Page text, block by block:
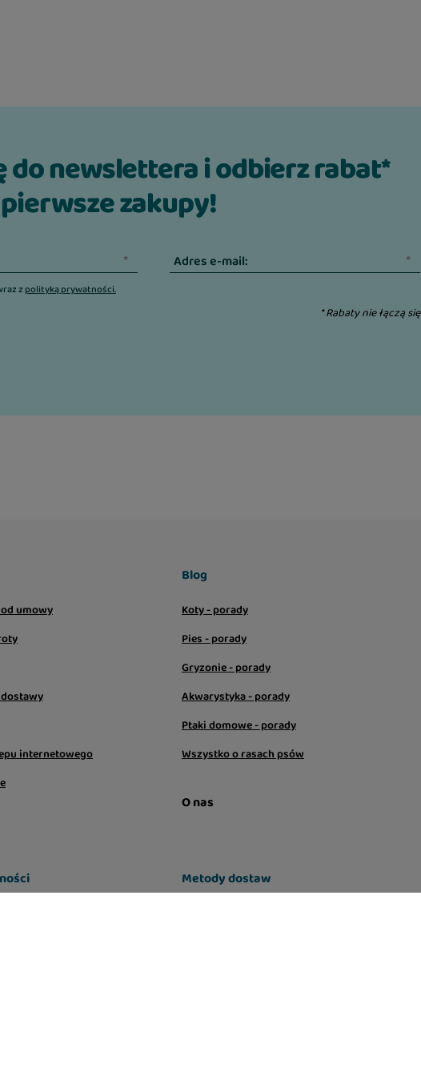
do newslettera i odbierz rabat*
zakupy!
Adres e-mail:
zpolityką prywatności.
* Rabaty nie łączą się
umowy
internetowego
Blog
Koty - porady
Pies - porady
Gryzonie - porady
Akwarystyka - porady
Ptaki domowe - porady
Wszystko o rasach psów
O nas
Metody dostaw